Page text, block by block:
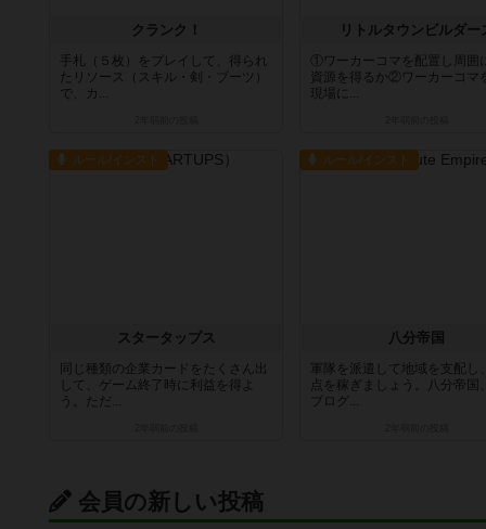
クランク！
手札（５枚）をプレイして、得られ
たリソース（スキル・剣・ブーツ）
で、カ...
リトルタウンビルダー
①ワーカーコマを配置し周囲
資源を得るか②ワーカーコマ
現場に...
ルール/インスト
スタータップス
同じ種類の企業カードをたくさん出
して、ゲーム終了時に利益を得よ
う。ただ...
ルール/インスト
八分帝国
軍隊を派遣して地域を支配し
点を稼ぎましょう。八分帝国
ブログ...
会員の新しい投稿